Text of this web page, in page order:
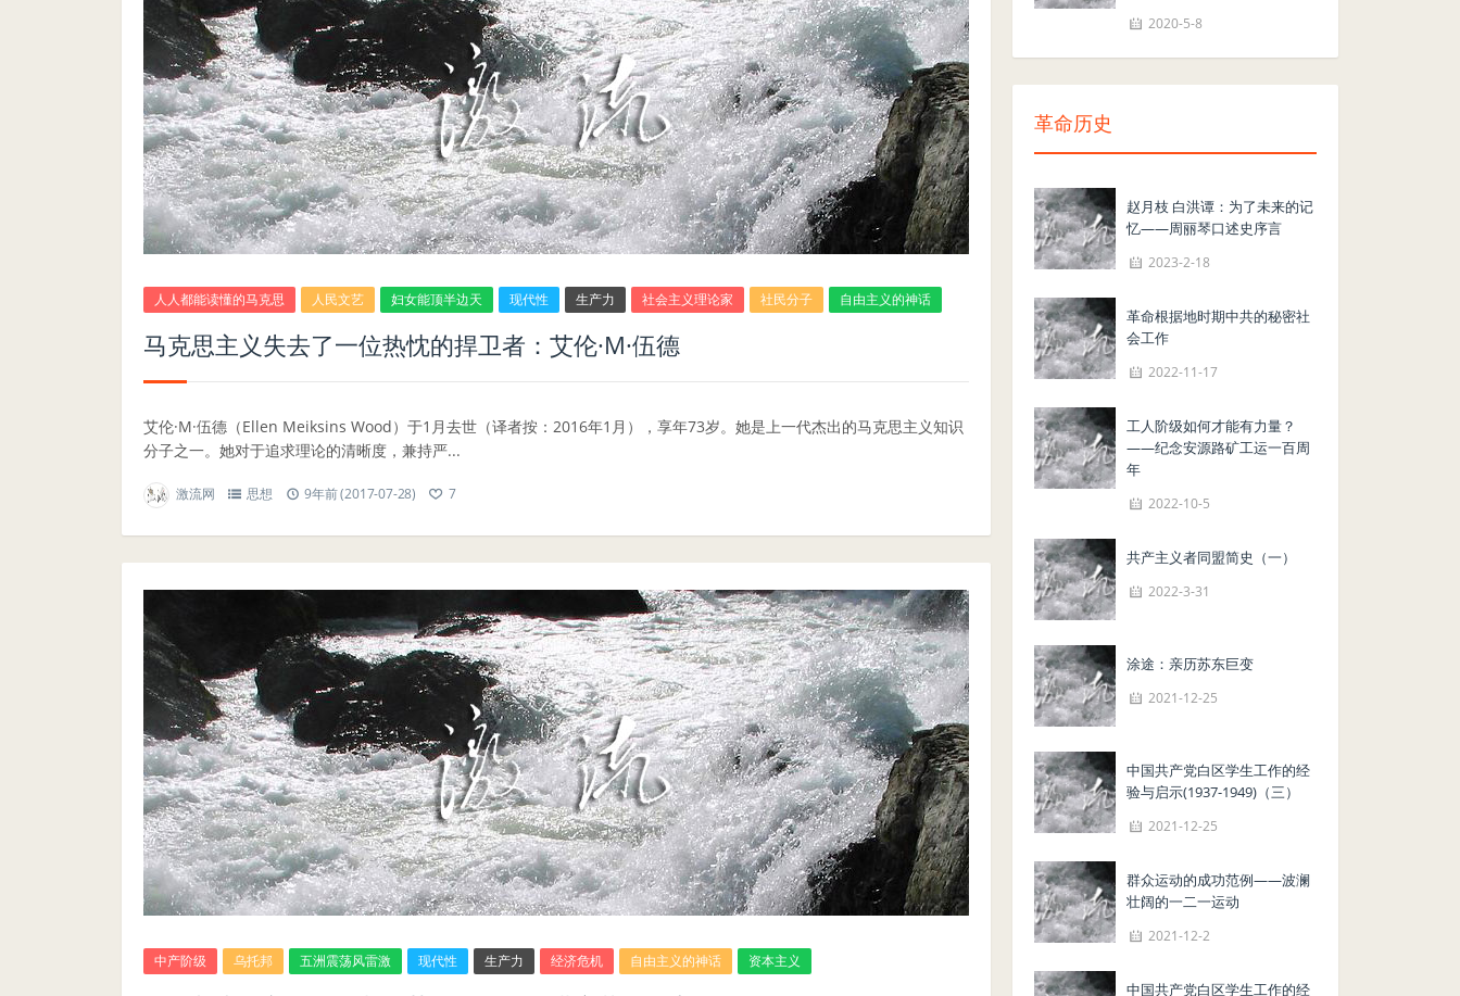
人人都能读懂的马克思 人民文艺 妇女能顶半边天 现代性 生产力 社会主义理论家 社民分子 自由主义的神话
马克思主义失去了一位热忱的捍卫者：艾伦·M·伍德
艾伦·M·伍德（Ellen Meiksins Wood）于1月去世（译者按：2016年1月），享年73岁。她是上一代杰出的马克思主义知识
分子之一。她对于追求理论的清晰度，兼持严...
激流网 思想 9年前 (2017-07-28) 7
中产阶级 乌托邦 五洲震荡风雷激 现代性 生产力 经济危机 自由主义的神话 资本主义
2020-5-8
革命历史
赵月枝 白洪谭：为了未来的记
忆——周丽琴口述史序言
2023-2-18
革命根据地时期中共的秘密社
会工作
2022-11-17
工人阶级如何才能有力量？
——纪念安源路矿工运一百周
年
2022-10-5
共产主义者同盟简史（一）
2022-3-31
涂途：亲历苏东巨变
2021-12-25
中国共产党白区学生工作的经
验与启示(1937-1949)（三）
2021-12-25
群众运动的成功范例——波澜
壮阔的一二一运动
2021-12-2
中国共产党白区学生工作的经